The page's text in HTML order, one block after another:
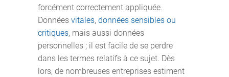
forcément correctement appliquée.
Données vitales, données sensibles ou
critiques, mais aussi données
personnelles ; il est facile de se perdre
dans les termes relatifs à ce sujet. Dès
lors, de nombreuses entreprises estiment